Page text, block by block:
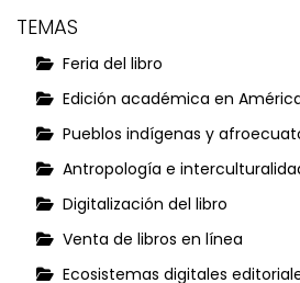
TEMAS
Feria del libro
Edición académica en
Pueblos indígenas y
Antropología e
Digitalización del libro
Venta de libros en línea
Ecosistemas digitales